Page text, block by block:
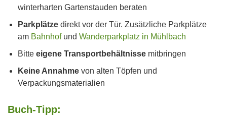
winterharten Gartenstauden beraten
Parkplätze direkt vor der Tür. Zusätzliche Parkplätze
am Bahnhofund Wanderparkplatz in Mühlbach
Bitte eigene Transportbehältnisse mitbringen
Keine Annahme von alten Töpfen und
Verpackungsmaterialien
Buch-Tipp: